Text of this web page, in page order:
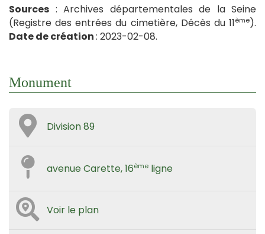
Sources : Archives départementales de la Seine
(Registre des entrées du cimetière, Décès du 11ème).
Date de création: 2023-02-08.
Monument
Division 89
avenue Carette, 16ème ligne
Voir le plan